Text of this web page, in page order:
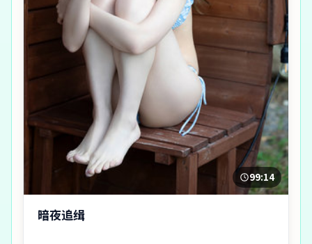
99:14
暗夜追缉